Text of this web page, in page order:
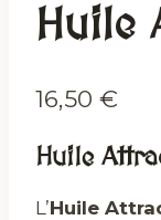
Huile
16,50 €
Huile
L’Huile